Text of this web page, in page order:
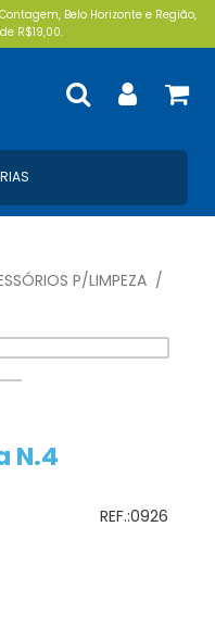
Belo Horizonte e Região,
R$19,00.
P/LIMPEZA
N.4
REF.:0926